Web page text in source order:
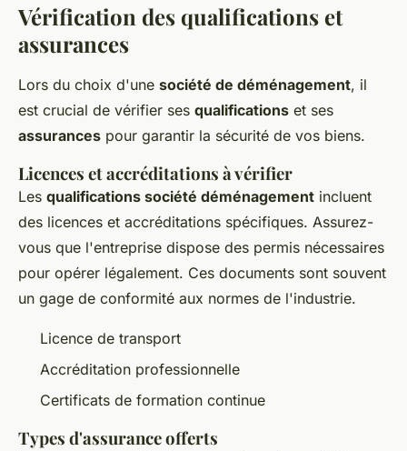
Vérification des qualifications et
assurances
Lors du choix d'une société de déménagement, il
est crucial de vérifier ses qualifications et ses
assurances pour garantir la sécurité de vos biens.
Licences et accréditations à vérifier
Les qualifications société déménagement incluent
des licences et accréditations spécifiques. Assurez-
vous que l'entreprise dispose des permis nécessaires
pour opérer légalement. Ces documents sont souvent
un gage de conformité aux normes de l'industrie.
Licence de transport
Accréditation professionnelle
Certificats de formation continue
Types d'assurance offerts